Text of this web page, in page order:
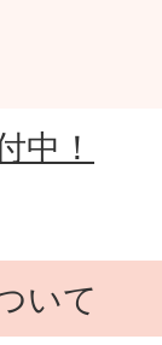
中！
いて